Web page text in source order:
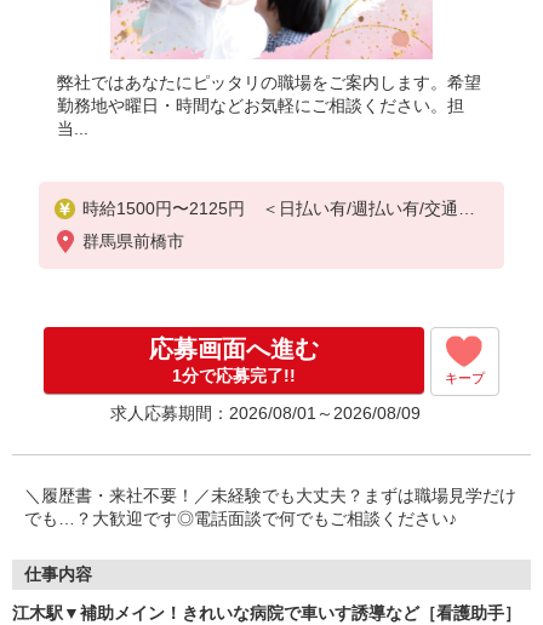
弊社ではあなたにピッタリの職場をご案内します。希望
勤務地や曜日・時間などお気軽にご相談ください。担
当...
時給1500円〜2125円 ＜日払い有/週払い有/交通費
全支給(ガソリン代含む)＞
群馬県前橋市
応募画面へ進む
1分で応募完了!! キープ
求人応募期間：2026/08/01～2026/08/09
＼履歴書・来社不要！／未経験でも大丈夫？まずは職場見学だけ
でも…？大歓迎です◎電話面談で何でもご相談ください♪
仕事内容
江木駅▼補助メイン！きれいな病院で車いす誘導など［看護助手］